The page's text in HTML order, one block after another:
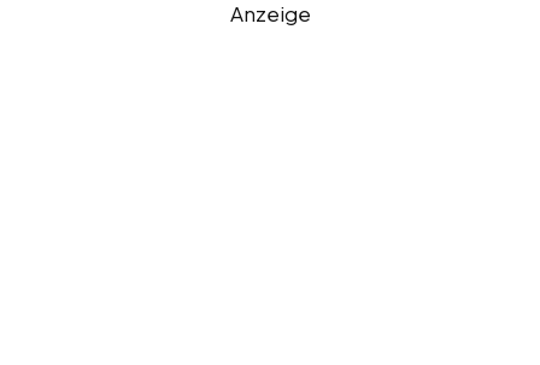
Anzeige